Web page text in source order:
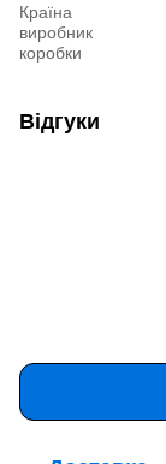
Країна
виробник
коробки
Відгуки